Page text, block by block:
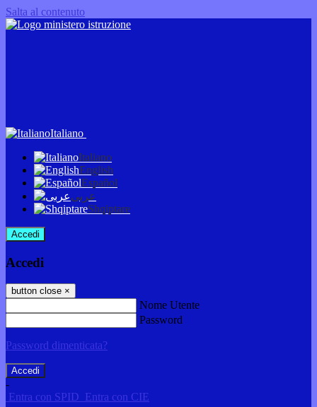
Salta al contenuto
Italiano
Italiano
English
Español
عربى
Shqiptare
Accedi
Accedi
button close ×
Nome Utente
Password
Password dimenticata?
-
Entra con SPID Entra con CIE